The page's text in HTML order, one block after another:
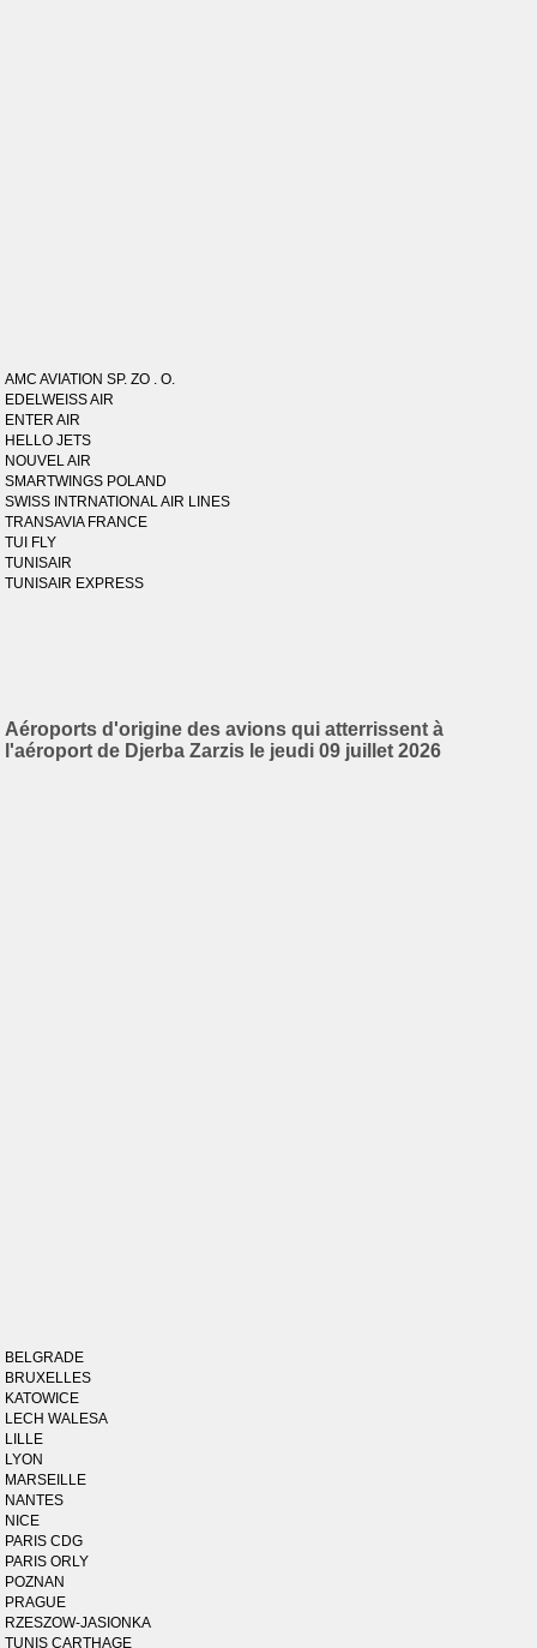
AMC AVIATION SP. ZO . O.
EDELWEISS AIR
ENTER AIR
HELLO JETS
NOUVEL AIR
SMARTWINGS POLAND
SWISS INTRNATIONAL AIR LINES
TRANSAVIA FRANCE
TUI FLY
TUNISAIR
TUNISAIR EXPRESS
Aéroports d'origine des avions qui atterrissent à
l'aéroport de Djerba Zarzis le jeudi 09 juillet 2026
BELGRADE
BRUXELLES
KATOWICE
LECH WALESA
LILLE
LYON
MARSEILLE
NANTES
NICE
PARIS CDG
PARIS ORLY
POZNAN
PRAGUE
RZESZOW-JASIONKA
TUNIS CARTHAGE